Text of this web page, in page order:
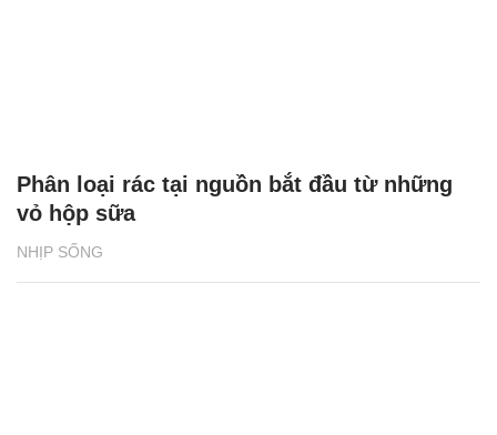
NHỊP SỐNG
Phân loại rác tại nguồn bắt đầu từ những
vỏ hộp sữa